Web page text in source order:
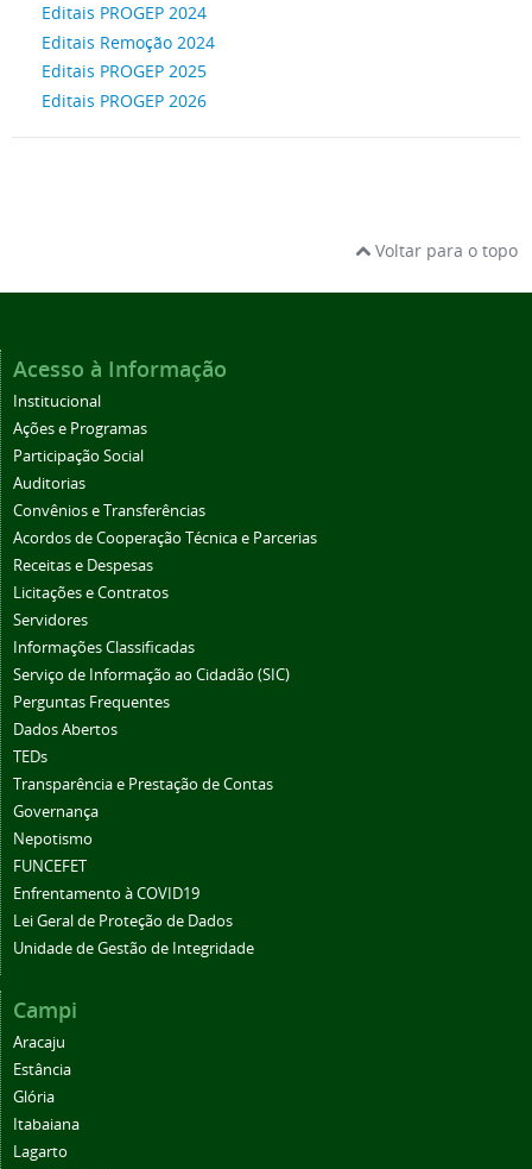
Editais PROGEP 2024
Editais Remoção 2024
Editais PROGEP 2025
Editais PROGEP 2026
Voltar para o topo
Acesso à Informação
Institucional
Ações e Programas
Participação Social
Auditorias
Convênios e Transferências
Acordos de Cooperação Técnica e Parcerias
Receitas e Despesas
Licitações e Contratos
Servidores
Informações Classificadas
Serviço de Informação ao Cidadão (SIC)
Perguntas Frequentes
Dados Abertos
TEDs
Transparência e Prestação de Contas
Governança
Nepotismo
FUNCEFET
Enfrentamento à COVID19
Lei Geral de Proteção de Dados
Unidade de Gestão de Integridade
Campi
Aracaju
Estância
Glória
Itabaiana
Lagarto